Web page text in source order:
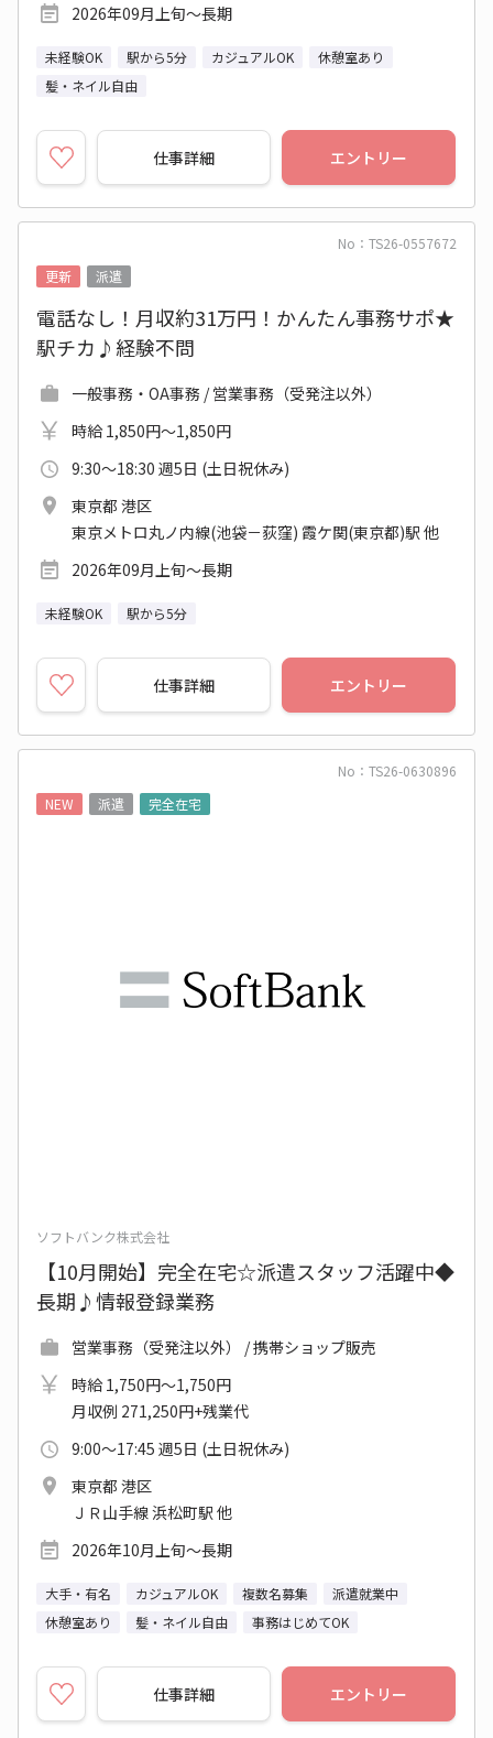
2026年09月上旬～長期
未経験OK 駅から5分 カジュアルOK
休憩室あり
髪・ネイル自由
仕事詳細 エントリー
No：TS26-0557672
更新
派遣
電話なし！月収約31万円！かんたん事務サポ★
駅チカ♪経験不問
一般事務・OA事務 / 営業事務（受発注以外）
時給 1,850円～1,850円
9:30～18:30 週5日 (土日祝休み)
東京都 港区
東京メトロ丸ノ内線(池袋－荻窪) 霞ケ関(東京都)駅 他
2026年09月上旬～長期
未経験OK 駅から5分
仕事詳細 エントリー
No：TS26-0630896
NEW
派遣 完全在宅
ソフトバンク株式会社
【10月開始】完全在宅☆派遣スタッフ活躍中◆
長期♪情報登録業務
営業事務（受発注以外） / 携帯ショップ販売
時給 1,750円～1,750円
月収例 271,250円+残業代
9:00～17:45 週5日 (土日祝休み)
東京都 港区
ＪＲ山手線 浜松町駅 他
2026年10月上旬～長期
大手・有名 カジュアルOK 複数名募集
派遣就業中
休憩室あり
髪・ネイル自由 事務はじめてOK
仕事詳細 エントリー